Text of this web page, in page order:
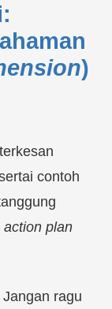
)
contoh
action plan
Jangan ragu